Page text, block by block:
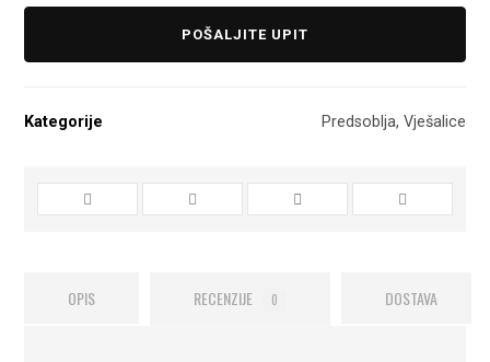
POŠALJITE UPIT
Kategorije Predsoblja, Vješalice
OPIS RECENZIJE 0 DOSTAVA